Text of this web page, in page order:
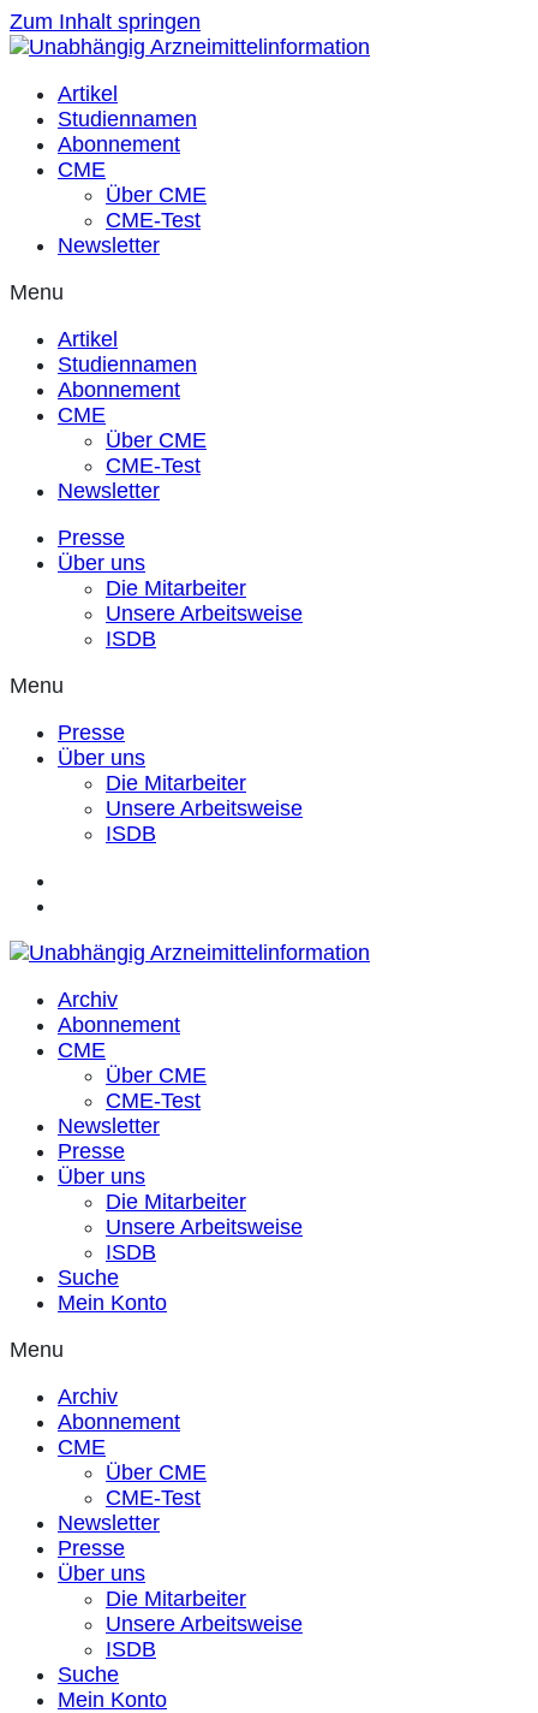
Zum Inhalt springen
Artikel
Studiennamen
Abonnement
CME
Über CME
CME-Test
Newsletter
Menu
Artikel
Studiennamen
Abonnement
CME
Über CME
CME-Test
Newsletter
Presse
Über uns
Die Mitarbeiter
Unsere Arbeitsweise
ISDB
Menu
Presse
Über uns
Die Mitarbeiter
Unsere Arbeitsweise
ISDB
Archiv
Abonnement
CME
Über CME
CME-Test
Newsletter
Presse
Über uns
Die Mitarbeiter
Unsere Arbeitsweise
ISDB
Suche
Mein Konto
Menu
Archiv
Abonnement
CME
Über CME
CME-Test
Newsletter
Presse
Über uns
Die Mitarbeiter
Unsere Arbeitsweise
ISDB
Suche
Mein Konto